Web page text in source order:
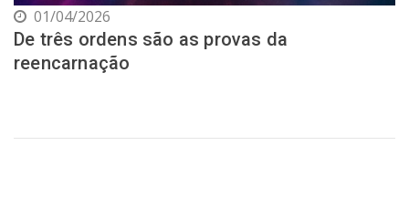
01/04/2026
De três ordens são as provas da
reencarnação